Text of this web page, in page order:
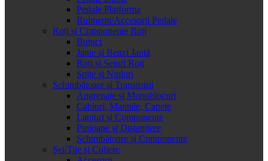
Pedale Platforma
Rulmenti/Accesorii Pedale
Roți și Componente Roți
Butuci
Jante și Benzi Jantă
Roți și Seturi Roți
Spițe și Nipluri
Schimbătoare și Transmisii
Angrenaje și Monoblocuri
Cabluri, Mantale, Capete
Lanțuri și Componente
Pinioane și Distanțiere
Schimbătoare și Componente
Șei/Tije și Coliere